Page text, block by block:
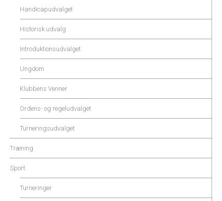
Handicapudvalget
Historisk udvalg
Introduktionsudvalget
Ungdom
Klubbens Venner
Ordens- og regeludvalget
Turneringsudvalget
Træning
Sport
Turneringer